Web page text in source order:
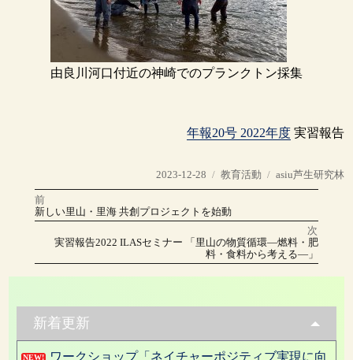
由良川河口付近の神崎でのプランクトン採集
年報20号 2022年度実習報告
投
稿
日:
2023-12-28
カ
テ
ゴ
リ
ー
教育活動
タ
グ
asiu芦生研究林
投
ゲ
ー
前
前
の
新しい里山・里海 共創プロジェクトを始動
次
実習報告2022 ILASセミナー 「里山の物質循環―燃料・肥
料・食料から考える―」
新着更新
NEW!
ワークショップ「ネイチャーポジティブ実現に向